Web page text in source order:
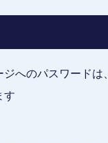
へのパスワードは
す